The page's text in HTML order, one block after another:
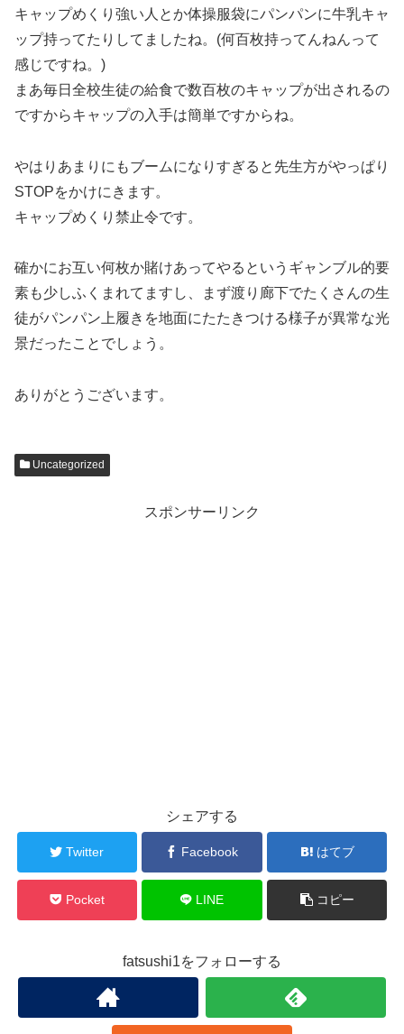
キャップめくり強い人とか体操服袋にパンパンに牛乳キャ
ップ持ってたりしてましたね。(何百枚持ってんねんって
感じですね。)
まあ毎日全校生徒の給食で数百枚のキャップが出されるの
ですからキャップの入手は簡単ですからね。
やはりあまりにもブームになりすぎると先生方がやっぱり
STOPをかけにきます。
キャップめくり禁止令です。
確かにお互い何枚か賭けあってやるというギャンブル的要
素も少しふくまれてますし、まず渡り廊下でたくさんの生
徒がパンパン上履きを地面にたたきつける様子が異常な光
景だったことでしょう。
ありがとうございます。
Uncategorized
スポンサーリンク
シェアする
Twitter Facebook はてブ
Pocket LINE コピー
fatsushi1をフォローする